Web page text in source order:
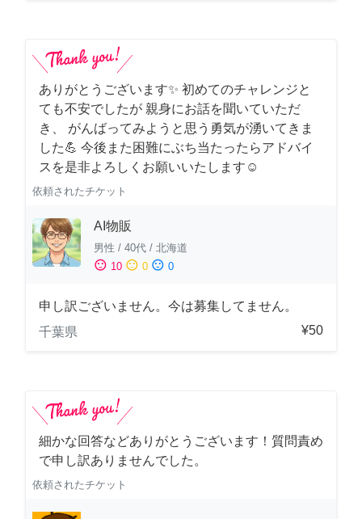
ありがとうございます✨ 初めてのチャレンジと
ても不安でしたが 親身にお話を聞いていただ
き、 がんばってみようと思う勇気が湧いてきま
した💪 今後また困難にぶち当たったらアドバイ
スを是非よろしくお願いいたします☺️
依頼されたチケット
AI物販
男性 / 40代 / 北海道
sentiment_satisfied 10 sentiment_neutral 0 sentiment_dissatisfied 0
申し訳ございません。今は募集してません。
千葉県
¥50
細かな回答などありがとうございます！質問責め
で申し訳ありませんでした。
依頼されたチケット